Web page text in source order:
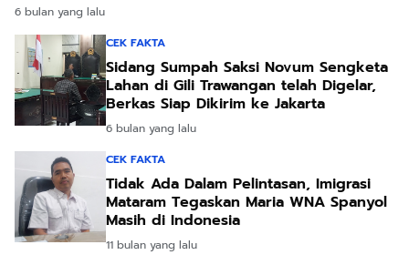
6 bulan yang lalu
CEK FAKTA
Sidang Sumpah Saksi Novum Sengketa
Lahan di Gili Trawangan telah Digelar,
Berkas Siap Dikirim ke Jakarta
6 bulan yang lalu
CEK FAKTA
Tidak Ada Dalam Pelintasan, Imigrasi
Mataram Tegaskan Maria WNA Spanyol
Masih di Indonesia
11 bulan yang lalu